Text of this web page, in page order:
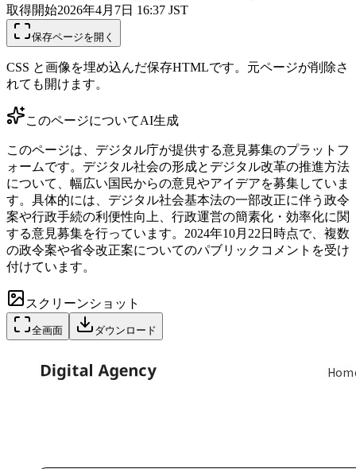
取得開始2026年4月7日 16:37 JST
保存ページを開く
CSS と画像を埋め込んだ保存HTMLです。元ページが削除さ
れても開けます。
このページについてAI生成
このページは、デジタル庁が提供する意見募集のプラットフ
ォームです。デジタル社会の形成とデジタル改革の推進方法
について、幅広い国民からの意見やアイデアを募集していま
す。具体的には、デジタル社会基本法の一部改正に伴う政令
案や行政手続の利便性向上、行政運営の簡素化・効率化に関
する意見募集を行っています。2024年10月22日時点で、複数
の政令案や省令改正案についてのパブリックコメントを受け
付けています。
スクリーンショット
全画面 ダウンロード